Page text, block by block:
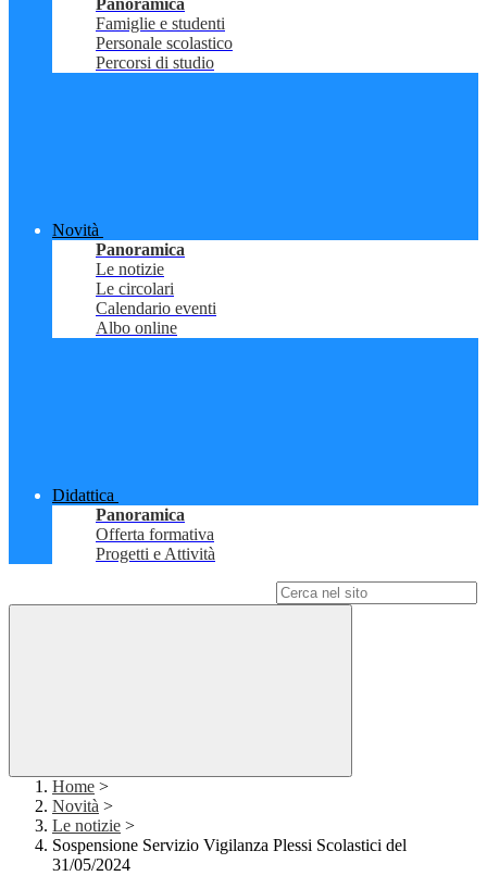
Panoramica
Famiglie e studenti
Personale scolastico
Percorsi di studio
Novità
Panoramica
Le notizie
Le circolari
Calendario eventi
Albo online
Didattica
Panoramica
Offerta formativa
Progetti e Attività
Home >
Novità >
Le notizie >
Sospensione Servizio Vigilanza Plessi Scolastici del
31/05/2024